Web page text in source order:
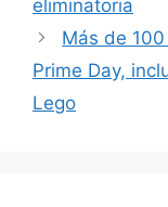
eliminatoria
Más de
Prime Day,
Lego